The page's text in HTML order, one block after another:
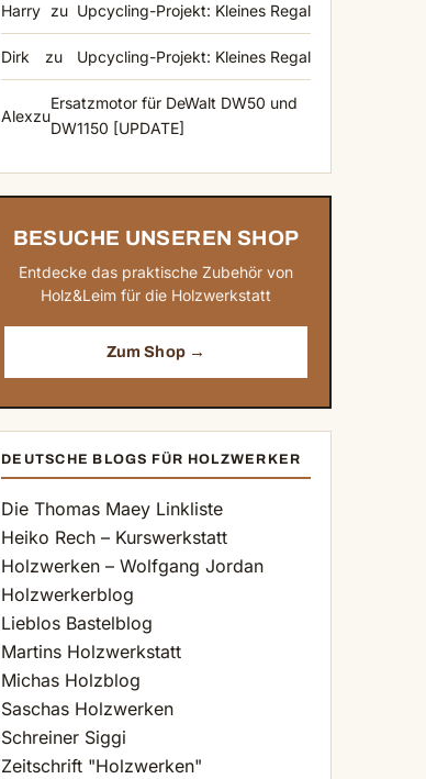
Harry zu Upcycling-Projekt: Kleines Regal
Dirk zu Upcycling-Projekt: Kleines Regal
Alexzu
Ersatzmotor für DeWalt DW50 und
DW1150 [UPDATE]
BESUCHE UNSEREN SHOP
Entdecke das praktische Zubehör von
Holz&Leim für die Holzwerkstatt
Zum Shop →
DEUTSCHE BLOGS FÜR HOLZWERKER
Die Thomas Maey Linkliste
Heiko Rech – Kurswerkstatt
Holzwerken – Wolfgang Jordan
Holzwerkerblog
Lieblos Bastelblog
Martins Holzwerkstatt
Michas Holzblog
Saschas Holzwerken
Schreiner Siggi
Zeitschrift "Holzwerken"